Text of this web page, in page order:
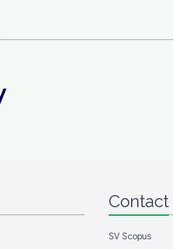
Contact
SV Scopus